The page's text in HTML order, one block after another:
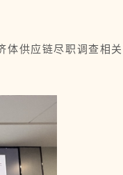
供应链尽职调查相